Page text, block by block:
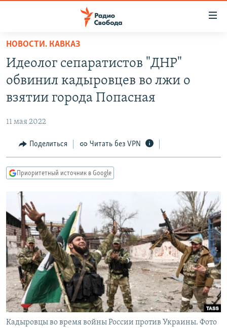
упрощенного
доступа
Вернуться
основному
Вернутся
Вернутся
поиску
ПОДКАСТЫ
АВТОРСКИЕ ПРОЕКТЫ
МНЕНИЯ
КУЛЬТУРА
КАВКАЗ.РЕАЛИИ
СЕВЕР.РЕАЛИИ
СИБИРЬ.РЕАЛИИ
РАСПИСАНИЕ ВЕЩАНИЯ
ПОДПИШИТЕСЬ НА РАССЫЛКУ
СОЦИАЛЬНЫЕ СЕТИ
НОВОСТИ. КАВКАЗ
Идеолог сепаратистов "ДНР"
обвинил кадыровцев во лжи о
взятии города Попасная
11 мая 2022
Поделиться Читать без VPN
Приоритетный источник в Google
Кадыровцы во время войны России против Украины. Фото